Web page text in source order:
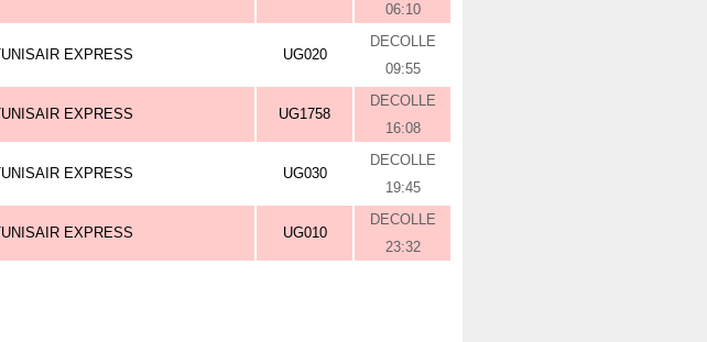
06:10
EXPRESS UG020
DECOLLE
09:55
EXPRESS UG1758
DECOLLE
16:08
EXPRESS UG030
DECOLLE
19:45
EXPRESS UG010
DECOLLE
23:32